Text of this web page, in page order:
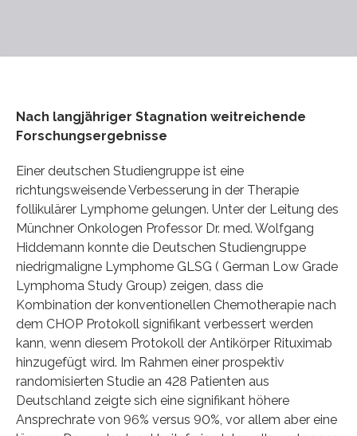
Nach langjähriger Stagnation weitreichende
Forschungsergebnisse
Einer deutschen Studiengruppe ist eine
richtungsweisende Verbesserung in der Therapie
follikulärer Lymphome gelungen. Unter der Leitung des
Münchner Onkologen Professor Dr. med. Wolfgang
Hiddemann konnte die Deutschen Studiengruppe
niedrigmaligne Lymphome GLSG ( German Low Grade
Lymphoma Study Group) zeigen, dass die
Kombination der konventionellen Chemotherapie nach
dem CHOP Protokoll signifikant verbessert werden
kann, wenn diesem Protokoll der Antikörper Rituximab
hinzugefügt wird. Im Rahmen einer prospektiv
randomisierten Studie an 428 Patienten aus
Deutschland zeigte sich eine signifikant höhere
Ansprechrate von 96% versus 90%, vor allem aber eine